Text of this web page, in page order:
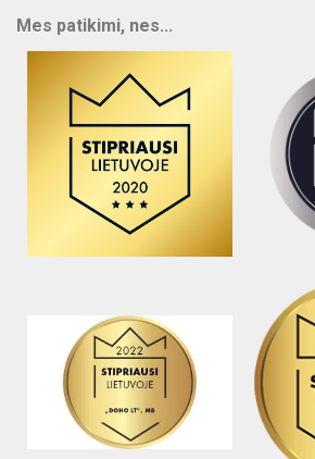
Mes patikimi, nes...